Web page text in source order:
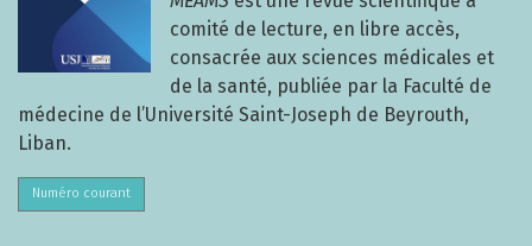
comité de lecture, en libre accès,
consacrée aux sciences médicales et
de la santé, publiée par la Faculté de
médecine de l’Université Saint-Joseph de Beyrouth,
Liban.
Numéro courant